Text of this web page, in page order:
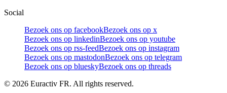
Social
Bezoek ons op facebookBezoek ons op x
Bezoek ons op linkedinBezoek ons op youtube
Bezoek ons op rss-feedBezoek ons op instagram
Bezoek ons op mastodonBezoek ons op telegram
Bezoek ons op blueskyBezoek ons op threads
© 2026 Euractiv FR. All rights reserved.